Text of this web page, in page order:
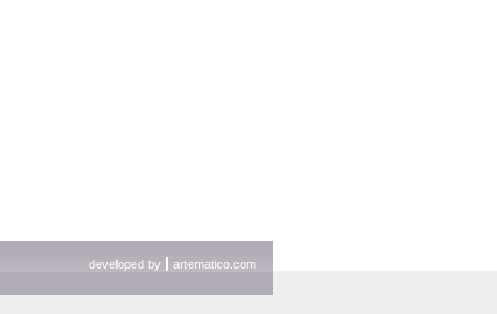
developed by artematico.com